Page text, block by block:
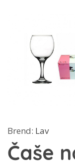
Brend: Lav
Čaše